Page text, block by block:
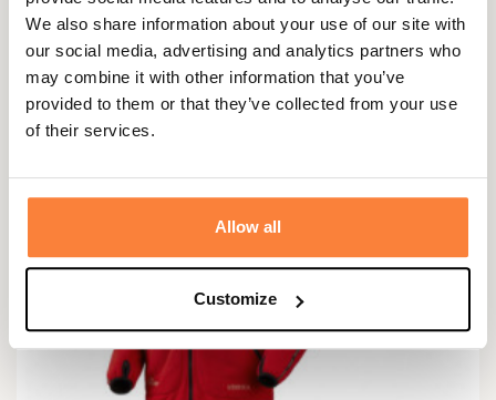
We also share information about your use of our site with
our social media, advertising and analytics partners who
may combine it with other information that you’ve
provided to them or that they’ve collected from your use
of their services.
Allow all
Customize
39,95 €